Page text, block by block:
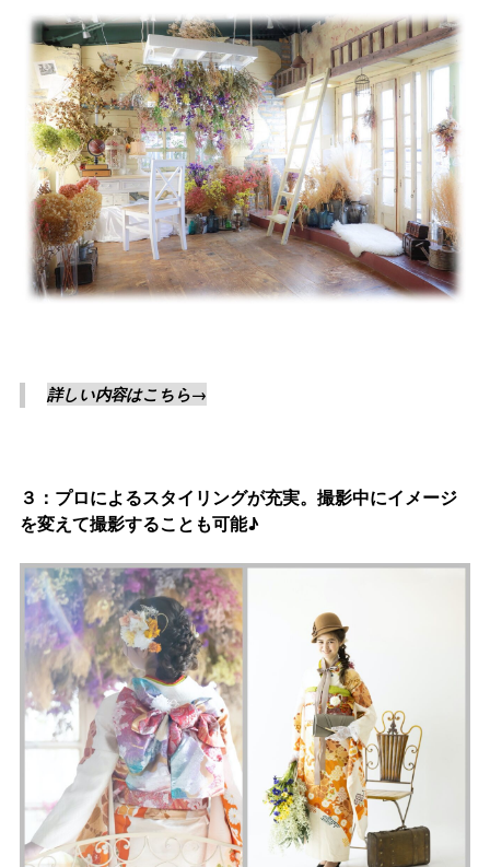
詳しい内容はこちら→
３：プロによるスタイリングが充実。撮影中にイメージ
を変えて撮影することも可能♪